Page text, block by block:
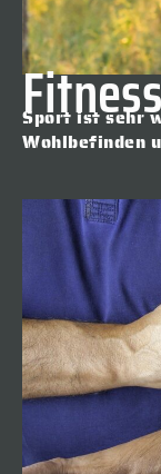
Sport ist sehr
Wohlbefinden